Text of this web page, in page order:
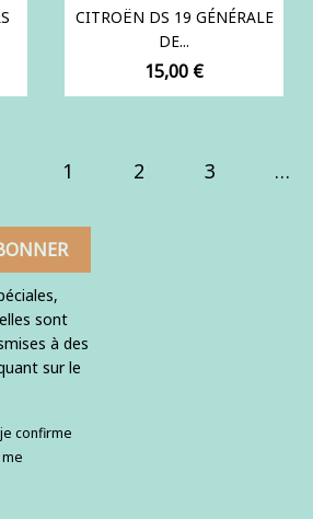
CITROËN DS 19 GÉNÉRALE
DE...
Prix
15,00 €
1 2 3 …
sont
à des
sur le
confirme